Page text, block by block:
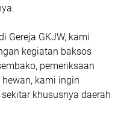
Gereja GKJW, kami
kegiatan baksos
pemeriksaan
kami ingin
khususnya daerah